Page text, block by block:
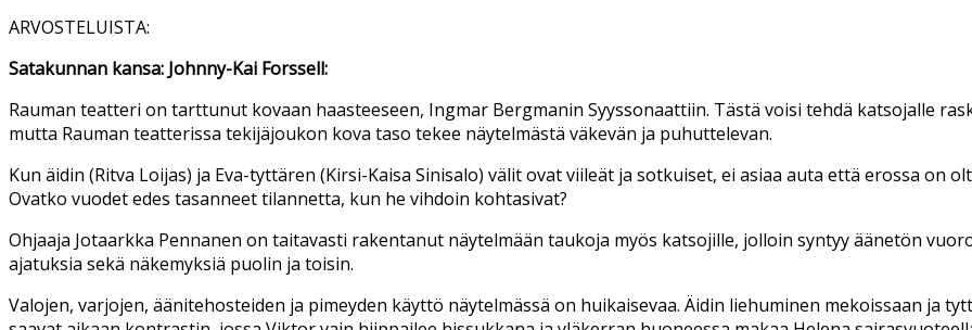
ARVOSTELUISTA:
Satakunnan kansa: Johnny-Kai Forssell:
Rauman teatteri on tarttunut kovaan haasteeseen, Ingmar Bergmanin Syyssonaattiin. Tästä voisi tehdä katsojalle
mutta Rauman teatterissa tekijäjoukon kova taso tekee näytelmästä väkevän ja puhuttelevan.
Kun äidin (Ritva Loijas) ja Eva-tyttären (Kirsi-Kaisa Sinisalo) välit ovat viileät ja sotkuiset, ei asiaa auta että erossa on
Ovatko vuodet edes tasanneet tilannetta, kun he vihdoin kohtasivat?
Ohjaaja Jotaarkka Pennanen on taitavasti rakentanut näytelmään taukoja myös katsojille, jolloin syntyy äänetön
ajatuksia sekä näkemyksiä puolin ja toisin.
Valojen, varjojen, äänitehosteiden ja pimeyden käyttö näytelmässä on huikaisevaa. Äidin liehuminen mekoissaan ja